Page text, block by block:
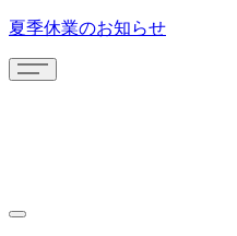
夏季休業のお知らせ